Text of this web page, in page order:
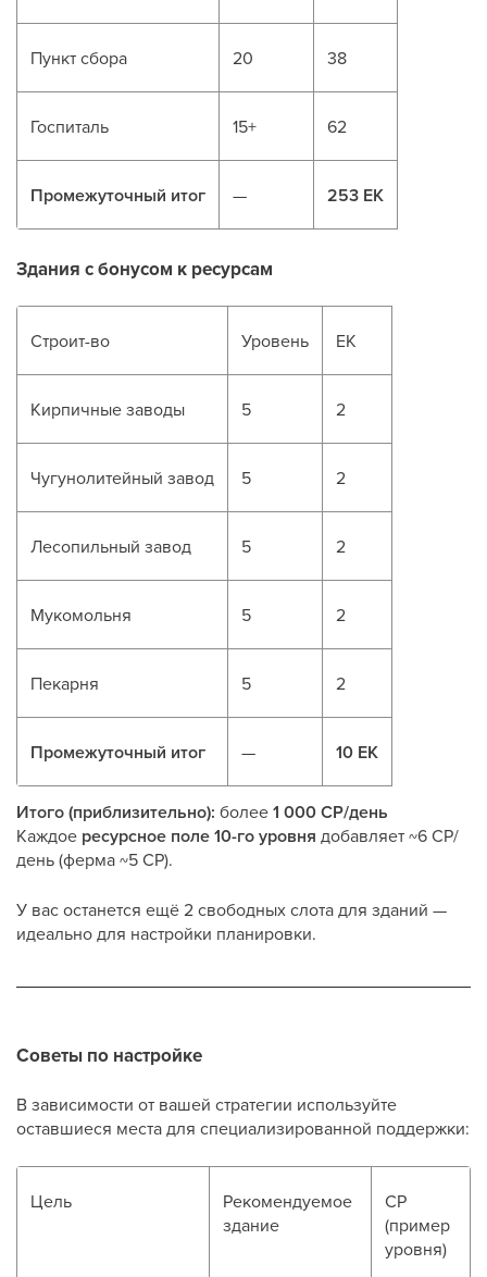
Пункт сбора 20 38
Госпиталь 15+ 62
Промежуточный итог — 253 ЕК
Здания с бонусом к ресурсам
Строит-во Уровень ЕК
Кирпичные заводы 5 2
Чугунолитейный завод 5 2
Лесопильный завод 5 2
Мукомольня 5 2
Пекарня 5 2
Промежуточный итог — 10 ЕК
Итого (приблизительно): более1 000 CP/день
Каждое ресурсное поле 10-го уровня добавляет ~6 CP/
день (ферма ~5 CP).
У вас останется ещё 2 свободных слота для зданий —
идеально для настройки планировки.
Советы по настройке
В зависимости от вашей стратегии используйте
оставшиеся места для специализированной поддержки:
Цель
Рекомендуемое
здание
CP
(пример
уровня)